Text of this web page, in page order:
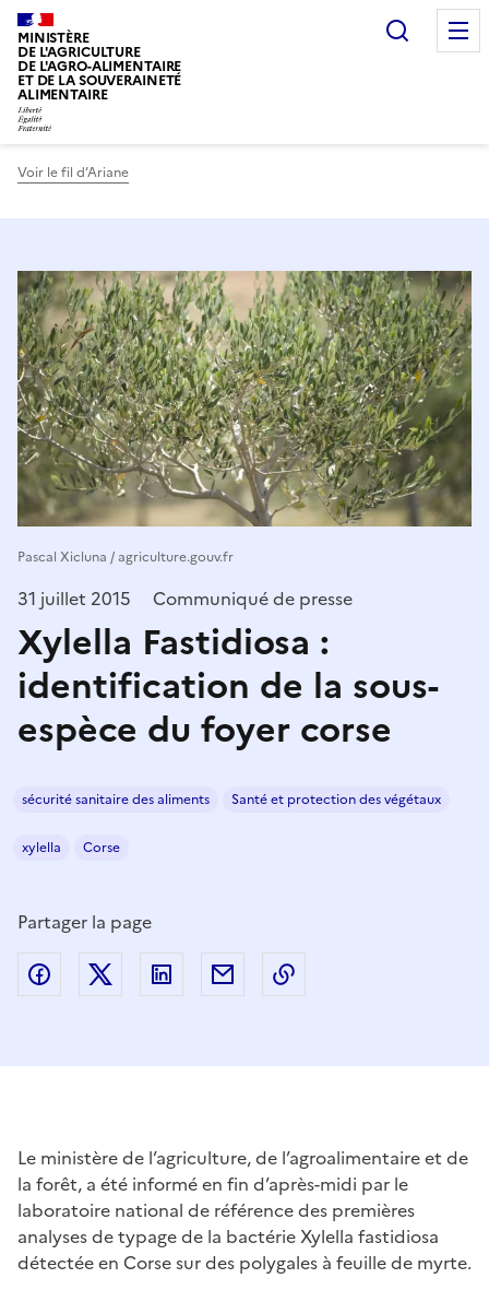
MINISTÈRE
DE L'AGRICULTURE
DE L'AGRO-ALIMENTAIRE
ET DE LA SOUVERAINETÉ
ALIMENTAIRE
Voir le fil d’Ariane
Pascal Xicluna / agriculture.gouv.fr
31 juillet 2015 Communiqué de presse
Xylella Fastidiosa :
identification de la sous-
espèce du foyer corse
sécurité sanitaire des aliments Santé et protection des végétaux
xylella Corse
Partager la page
Partager sur Facebook
Partager sur Twitter
Partager sur LinkedIn
Partager par email
Le ministère de l’agriculture, de l’agroalimentaire et de
la forêt, a été informé en fin d’après-midi par le
laboratoire national de référence des premières
analyses de typage de la bactérie Xylella fastidiosa
détectée en Corse sur des polygales à feuille de myrte.